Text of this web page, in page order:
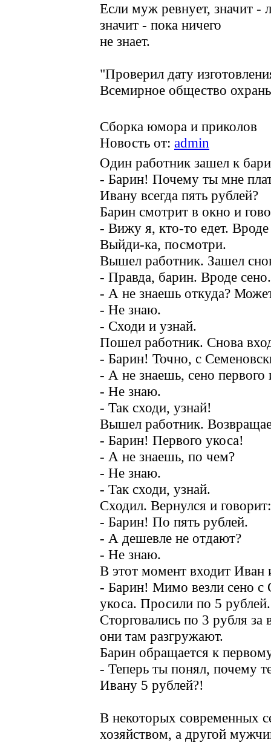
Если муж ревнует, значит -
значит - пока ничего
не знает.
"Проверил дату
Всемирное общество
Сборка юмора и приколов
Новость от: admin
Один работник зашел к
- Барин! Почему ты мне
Ивану всегда пять рублей?
Барин смотрит в окно и
- Вижу я, кто-то едет.
Выйди-ка, посмотри.
Вышел работник. Зашел
- Правда, барин. Вроде сено.
- А не знаешь откуда?
- Не знаю.
- Сходи и узнай.
Пошел работник. Снова
- Барин! Точно, с
- А не знаешь, сено первого
- Не знаю.
- Так сходи, узнай!
Вышел работник.
- Барин! Первого укоса!
- А не знаешь, по чем?
- Не знаю.
- Так сходи, узнай.
Сходил. Вернулся и говорит:
- Барин! По пять рублей.
- А дешевле не отдают?
- Не знаю.
В этот момент входит Иван
- Барин! Мимо везли сено с
укоса. Просили по 5 рублей.
Сторговались по 3 рубля за
они там разгружают.
Барин обращается к
- Теперь ты понял, почему
Ивану 5 рублей?!
В некоторых современных
хозяйством, а другой